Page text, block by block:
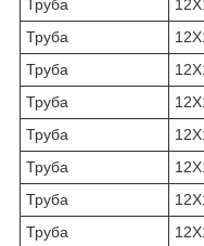
Труба
Труба
Труба
Труба
Труба
Труба
Труба
Труба